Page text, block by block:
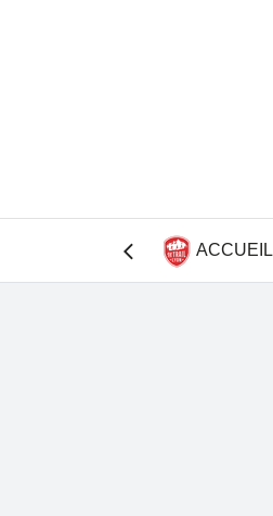
arrow_back_ios ACCUEIL